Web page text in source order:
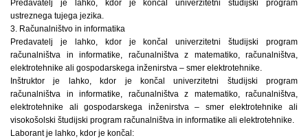
Predavatelj je lahko, kdor je končal univerzitetni študijski program
ustreznega tujega jezika.
3. Računalništvo in informatika
Predavatelj je lahko, kdor je končal univerzitetni študijski program
računalništva in informatike, računalništva z matematiko, računalništva,
elektrotehnike ali gospodarskega inženirstva – smer elektrotehnike.
Inštruktor je lahko, kdor je končal univerzitetni študijski program
računalništva in informatike, računalništva z matematiko, računalništva,
elektrotehnike ali gospodarskega inženirstva – smer elektrotehnike ali
visokošolski študijski program računalništva in informatike ali elektrotehnike.
Laborant je lahko, kdor je končal: